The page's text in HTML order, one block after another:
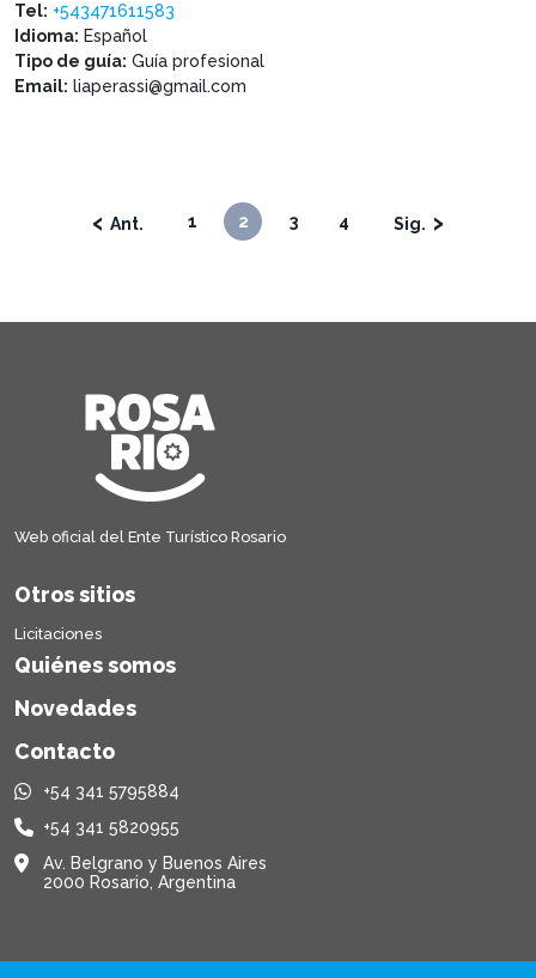
Tel: +543471611583
Idioma: Español
Tipo de guía: Guía profesional
Email: liaperassi@gmail.com
‹ 1 2 3 4 ›
Web oficial del Ente Turístico Rosario
Otros sitios
Licitaciones
Quiénes somos
Novedades
Contacto
+54 341 5795884
+54 341 5820955
Av. Belgrano y Buenos Aires
2000 Rosario, Argentina